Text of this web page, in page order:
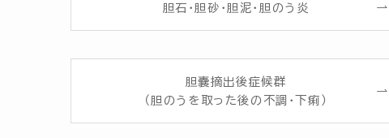
胆石・胆砂・胆泥・胆のう炎
胆嚢摘出後症候群
（胆のうを取った後の不調・下痢）